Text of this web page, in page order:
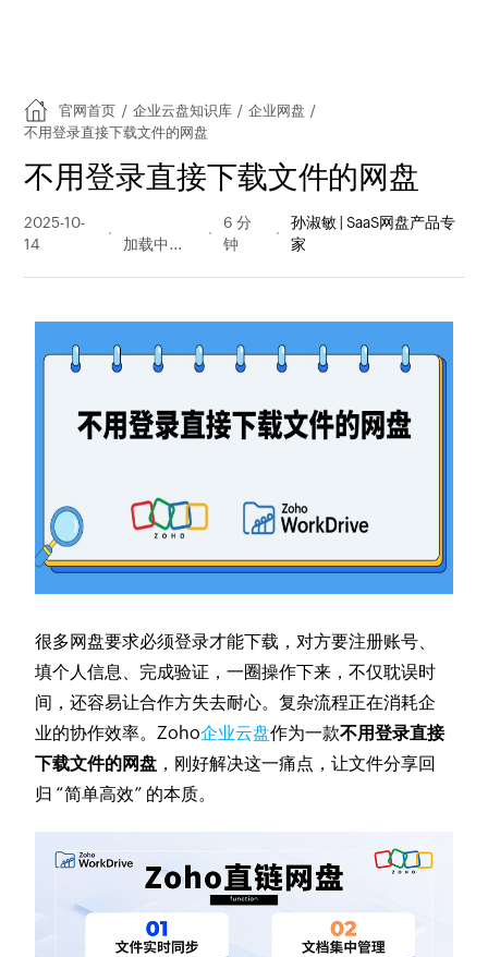
官网首页 / 企业云盘知识库 / 企业网盘 /
不用登录直接下载文件的网盘
不用登录直接下载文件的网盘
2025-10-
14
量
6 分
钟
孙淑敏 | SaaS网盘产品专
家
很多网盘要求必须登录才能下载，对方要注册账号、
填个人信息、完成验证，一圈操作下来，不仅耽误时
间，还容易让合作方失去耐心。复杂流程正在消耗企
业的协作效率。Zoho企业云盘作为一款不用登录直接
下载文件的网盘 ，刚好解决这一痛点，让文件分享回
归 “简单高效” 的本质。